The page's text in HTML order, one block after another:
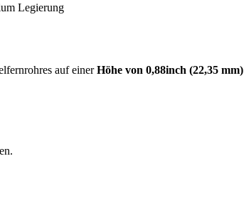
Legierung
auf einerHöhe von 0,88inch (22,35 mm)